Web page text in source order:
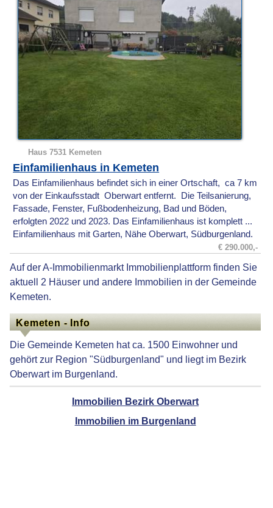
Haus 7531 Kemeten
Einfamilienhaus in Kemeten
Das Einfamilienhaus befindet sich in einer Ortschaft, ca 7 km
von der Einkaufsstadt Oberwart entfernt. Die Teilsanierung,
Fassade, Fenster, Fußbodenheizung, Bad und Böden,
erfolgten 2022 und 2023. Das Einfamilienhaus ist komplett ...
Einfamilienhaus mit Garten, Nähe Oberwart, Südburgenland.
€ 290.000,-
Auf der A-Immobilienmarkt Immobilienplattform finden Sie
aktuell 2 Häuser und andere Immobilien in der Gemeinde
Kemeten.
Kemeten - Info
Die Gemeinde Kemeten hat ca. 1500 Einwohner und
gehört zur Region "Südburgenland" und liegt im Bezirk
Oberwart im Burgenland.
Immobilien Bezirk Oberwart
Immobilien im Burgenland